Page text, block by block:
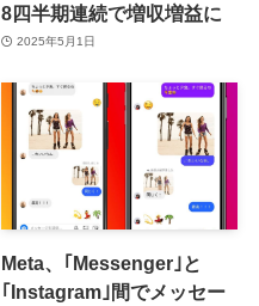
8四半期連続で増収増益に
2025年5月1日
Meta、｢Messenger｣と
｢Instagram｣間でメッセー